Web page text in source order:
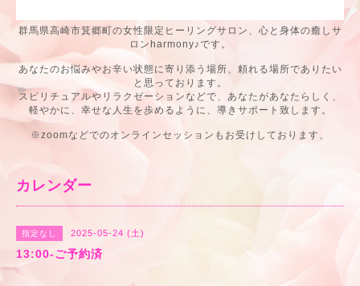
群馬県高崎市箕郷町の女性限定ヒーリングサロン、心と身体の癒しサ
ロンharmony♪です。
あなたのお悩みやお辛い状態に寄り添う場所、頼れる場所でありたい
と思っております。
スピリチュアルやリラクゼーションなどで、あなたがあなたらしく、
軽やかに、幸せな人生を歩めるように、導きサポート致します。
※zoomなどでのオンラインセッションもお受けしております、
カレンダー
指定なし 2025-05-24 (土)
13:00-ご予約済